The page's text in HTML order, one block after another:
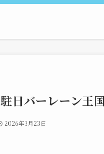
駐日バーレーン王
2026年3月23日